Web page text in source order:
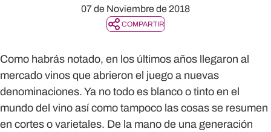
07 de Noviembre de 2018
COMPARTIR
Como habrás notado, en los últimos años llegaron al
mercado vinos que abrieron el juego a nuevas
denominaciones. Ya no todo es blanco o tinto en el
mundo del vino así como tampoco las cosas se resumen
en cortes o varietales. De la mano de una generación